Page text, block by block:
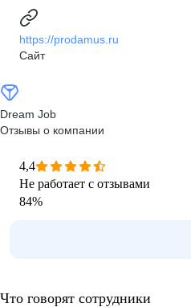
https://prodamus.ru
Сайт
Dream Job
Отзывы о компании
4,4
Не работает с отзывами
84%
Что говорят сотрудники